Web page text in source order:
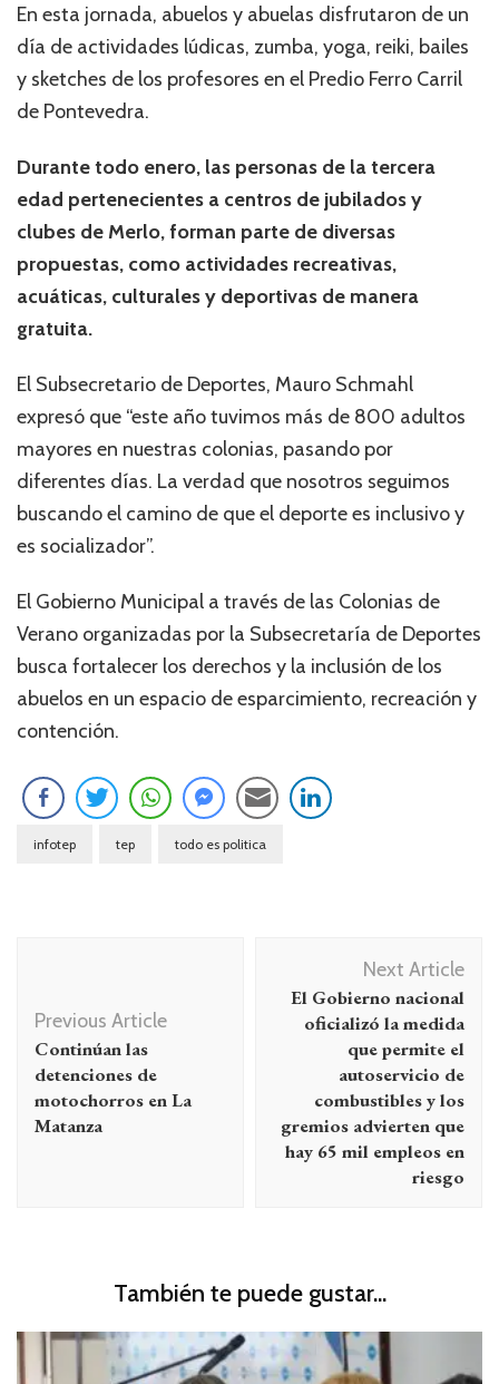
En esta jornada, abuelos y abuelas disfrutaron de un
día de actividades lúdicas, zumba, yoga, reiki, bailes
y sketches de los profesores en el Predio Ferro Carril
de Pontevedra.
Durante todo enero, las personas de la tercera
edad pertenecientes a centros de jubilados y
clubes de Merlo, forman parte de diversas
propuestas, como actividades recreativas,
acuáticas, culturales y deportivas de manera
gratuita.
El Subsecretario de Deportes, Mauro Schmahl
expresó que “este año tuvimos más de 800 adultos
mayores en nuestras colonias, pasando por
diferentes días. La verdad que nosotros seguimos
buscando el camino de que el deporte es inclusivo y
es socializador”.
El Gobierno Municipal a través de las Colonias de
Verano organizadas por la Subsecretaría de Deportes
busca fortalecer los derechos y la inclusión de los
abuelos en un espacio de esparcimiento, recreación y
contención.
infotep tep todo es politica
entradas
Previous Article
Continúan las
detenciones de
motochorros en La
Matanza
Next Article
El Gobierno nacional
oficializó la medida
que permite el
autoservicio de
combustibles y los
gremios advierten que
hay 65 mil empleos en
riesgo
También te puede gustar...